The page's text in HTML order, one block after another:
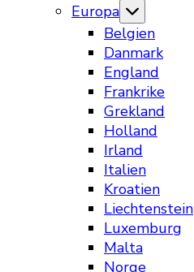
Europa
Belgien
Danmark
England
Frankrike
Grekland
Holland
Irland
Italien
Kroatien
Liechtenstein
Luxemburg
Malta
Norge